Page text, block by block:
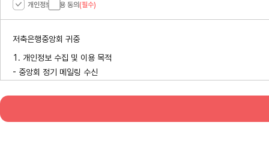
개인정보 이용 동의 (필수)
저축은행중앙회 귀중
1. 개인정보 수집 및 이용 목적
- 중앙회 정기 메일링 수신